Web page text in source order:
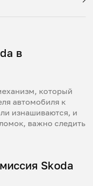
в
который
автомобиля к
изнашиваются, и
важно следить
Skoda